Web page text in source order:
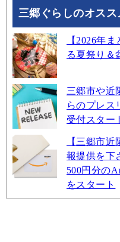
三郷ぐらしのオスス
【2026年
る夏祭り＆
三郷市や近
らのプレス
受付スター
【三郷市
報提供を下
500円分の
をスタート